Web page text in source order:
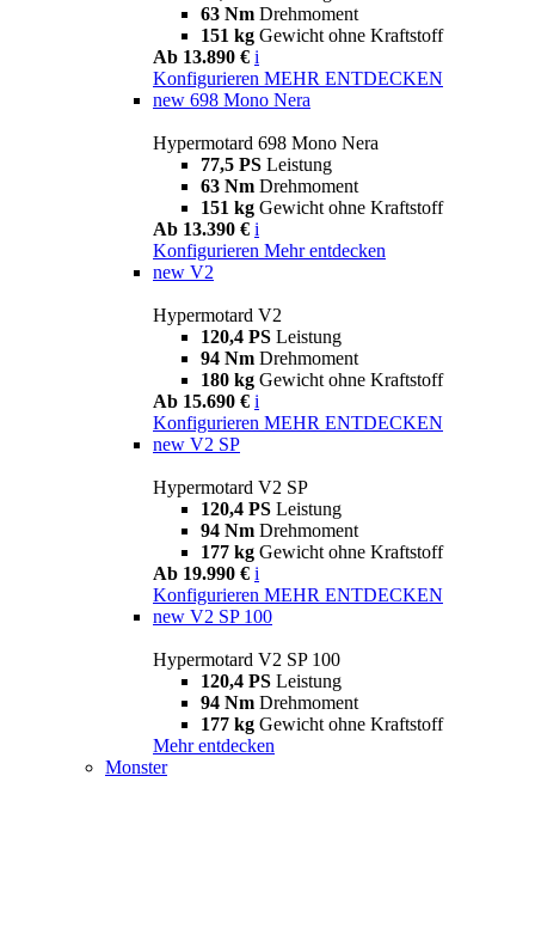
63 Nm Drehmoment
151 kg Gewicht ohne Kraftstoff
Ab 13.890 € i
Konfigurieren MEHR ENTDECKEN
new 698 Mono Nera
Hypermotard 698 Mono Nera
77,5 PS Leistung
63 Nm Drehmoment
151 kg Gewicht ohne Kraftstoff
Ab 13.390 € i
Konfigurieren Mehr entdecken
new V2
Hypermotard V2
120,4 PS Leistung
94 Nm Drehmoment
180 kg Gewicht ohne Kraftstoff
Ab 15.690 € i
Konfigurieren MEHR ENTDECKEN
new V2 SP
Hypermotard V2 SP
120,4 PS Leistung
94 Nm Drehmoment
177 kg Gewicht ohne Kraftstoff
Ab 19.990 € i
Konfigurieren MEHR ENTDECKEN
new V2 SP 100
Hypermotard V2 SP 100
120,4 PS Leistung
94 Nm Drehmoment
177 kg Gewicht ohne Kraftstoff
Mehr entdecken
Monster